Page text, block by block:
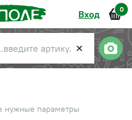
Вход 0
✕
нужные параметры